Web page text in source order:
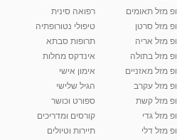
מזל תאומים
מזל סרטן
מזל אריה
מזל בתולה
מזל מאזניים
מזל עקרב
מזל קשת
מזל גדי
מזל דלי
רפואה סינית
טיפולי נטורופתיה
תרופות סבתא
אינדקס מחלות
אימון אישי
הגיל שלישי
ספורט וכושר
קורסים ומדריכים
תיירות וטיולים